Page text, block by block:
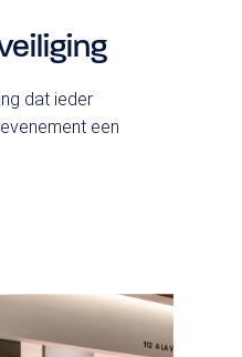
dat ieder
een